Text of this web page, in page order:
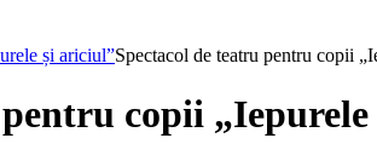
și ariciul”Spectacol de teatru pentru copii
copii